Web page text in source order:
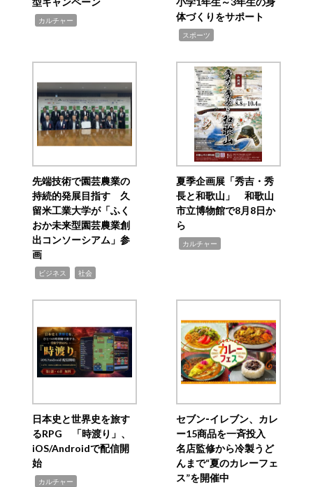
カルチャー
体づくりをサポート
スポーツ
先端技術で園芸農業の
持続的発展目指す 久
留米工業大学が「ふく
おか未来型園芸農業創
出コンソーシアム」参
画
ビジネス 社会
夏季企画展「秀吉・秀
長と和歌山」 和歌山
市立博物館で8月8日か
ら
カルチャー
日本史と世界史を旅す
るRPG 「時渡り」、
iOS/Androidで配信開
始
カルチャー
セブン‐イレブン、カレ
ー15商品を一斉投入
名店監修から冷製うど
んまで“夏のカレーフェ
ス”を開催中